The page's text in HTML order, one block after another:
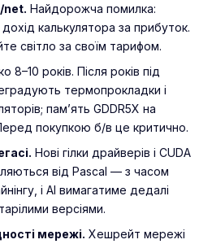
net. Найдорожча помилка:
калькулятора за прибуток.
світло за своїм тарифом.
8–10 років. Після років під
термопрокладки і
пам’ять GDDR5X на
Перед покупкою б/в це критично.
Нові гілки драйверів і CUDA
від Pascal — з часом
і AI вимагатиме дедалі
версіями.
мережі. Хешрейт мережі